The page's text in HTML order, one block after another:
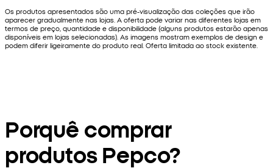
Os produtos apresentados são uma pré-visualização das coleções que irão
aparecer gradualmente nas lojas. A oferta pode variar nas diferentes lojas em
termos de preço, quantidade e disponibilidade (alguns produtos estarão apenas
disponíveis em lojas selecionadas). As imagens mostram exemplos de design e
podem diferir ligeiramente do produto real. Oferta limitada ao stock existente.
Porquê comprar
produtos Pepco?